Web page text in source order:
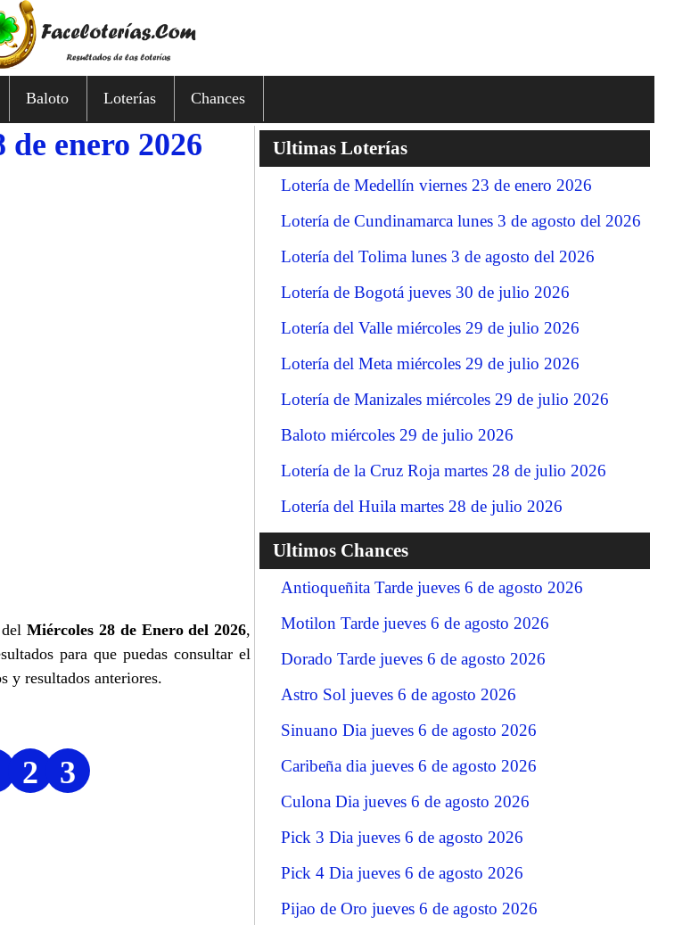
Baloto Loterías Chances
enero 2026
delMiércoles 28 de Enero del 2026,
para que puedas consultar el
y resultados anteriores.
2 3
Ultimas Loterías
Lotería de Medellín viernes 23 de enero 2026
Lotería de Cundinamarca lunes 3 de agosto del 2026
Lotería del Tolima lunes 3 de agosto del 2026
Lotería de Bogotá jueves 30 de julio 2026
Lotería del Valle miércoles 29 de julio 2026
Lotería del Meta miércoles 29 de julio 2026
Lotería de Manizales miércoles 29 de julio 2026
Baloto miércoles 29 de julio 2026
Lotería de la Cruz Roja martes 28 de julio 2026
Lotería del Huila martes 28 de julio 2026
Ultimos Chances
Antioqueñita Tarde jueves 6 de agosto 2026
Motilon Tarde jueves 6 de agosto 2026
Dorado Tarde jueves 6 de agosto 2026
Astro Sol jueves 6 de agosto 2026
Sinuano Dia jueves 6 de agosto 2026
Caribeña dia jueves 6 de agosto 2026
Culona Dia jueves 6 de agosto 2026
Pick 3 Dia jueves 6 de agosto 2026
Pick 4 Dia jueves 6 de agosto 2026
Pijao de Oro jueves 6 de agosto 2026